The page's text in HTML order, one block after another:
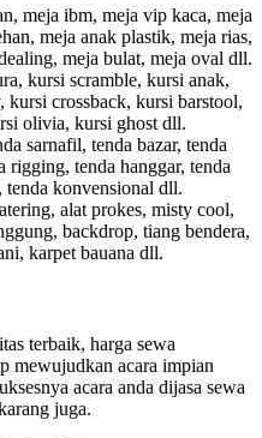
meja ibm, meja vip kaca, meja
meja anak plastik, meja rias,
meja bulat, meja oval dll.
kursi scramble, kursi anak,
crossback, kursi barstool,
olivia, kursi ghost dll.
sarnafil, tenda bazar, tenda
rigging, tenda hanggar, tenda
tenda konvensional dll.
alat prokes, misty cool,
backdrop, tiang bendera,
karpet bauana dll.
terbaik, harga sewa
mewujudkan acara impian
acara anda dijasa sewa
juga.